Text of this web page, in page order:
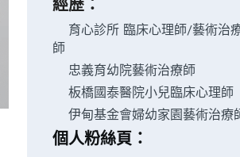
    育心診所 臨床心理師/藝術治療
    板橋國泰醫院小兒臨床心理師
    伊甸基金會婦幼家園藝術治療師
個人粉絲頁：
Art Talks藝術的力量-林婉婷藝術